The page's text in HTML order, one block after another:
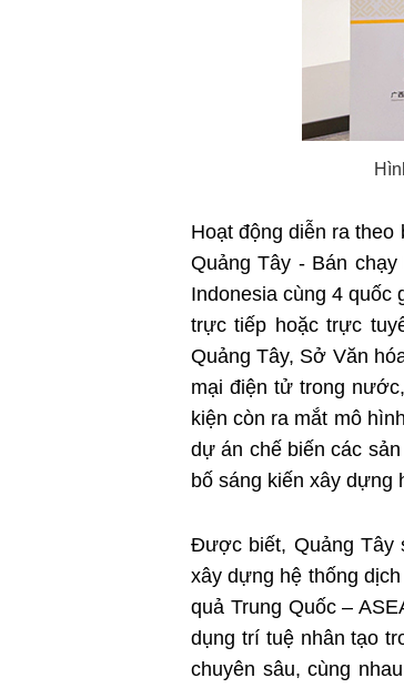
Hoạt động diễn ra theo
Quảng Tây - Bán
Indonesia cùng 4
trực tiếp hoặc trực
Quảng Tây, Sở Văn
mại điện tử trong
kiện còn ra mắt mô
dự án chế biến các
bố sáng kiến xây dựng
Được biết, Quảng Tây
xây dựng hệ thống
quả Trung Quốc –
dụng trí tuệ nhân tạo
chuyên sâu, cùng